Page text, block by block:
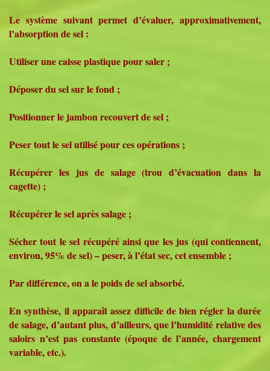
Le système suivant permet d’évaluer, approximativement,
l’absorption de sel :
Utiliser une caisse plastique pour saler ;
Déposer du sel sur le fond ;
Positionner le jambon recouvert de sel ;
Peser tout le sel utilisé pour ces opérations ;
Récupérer les jus de salage (trou d’évacuation dans la
cagette) ;
Récupérer le sel après salage ;
Sécher tout le sel récupéré ainsi que les jus (qui contiennent,
environ, 95% de sel) – peser, à l’état sec, cet ensemble ;
Par différence, on a le poids de sel absorbé.
En synthèse, il apparaît assez difficile de bien régler la durée
de salage, d’autant plus, d’ailleurs, que l’humidité relative des
saloirs n’est pas constante (époque de l’année, chargement
variable, etc.).